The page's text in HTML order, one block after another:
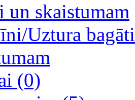
un skaistumam
Uztura
(0)